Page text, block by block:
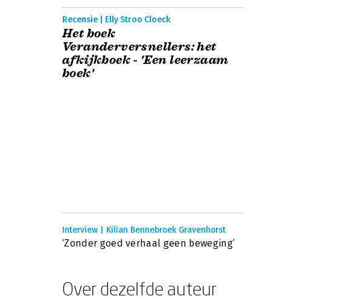
Recensie | Elly Stroo Cloeck
Het boek
Veranderversnellers: het
afkijkboek - 'Een leerzaam
boek'
Interview | Kilian Bennebroek Gravenhorst
‘Zonder goed verhaal geen beweging’
Over dezelfde auteur